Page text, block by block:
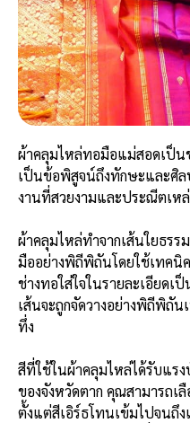
ผ้าคลุมไหล่ทอมือแม่สอดเป็น
เป็นข้อพิสูจน์ถึงทักษะและศิล
งานที่สวยงามและประณีตเห
ผ้าคลุมไหล่ทำจากเส้นใยธร
มืออย่างพิถีพิถันโดยใช้เทคนิ
ช่างทอใส่ใจในรายละเอียดเ
เส้นจะถูกจัดวางอย่างพิถีพิถั
ทึ่ง
สีที่ใช้ในผ้าคลุมไหล่ได้รับแร
ของจังหวัดตาก คุณสามารถเ
ตั้งแต่สีเอิร์ธโทนเข้มไปจนถึ